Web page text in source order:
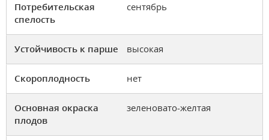
Потребительская
спелость
сентябрь
Устойчивость к парше высокая
Скороплодность нет
Основная окраска
плодов
зеленовато-желтая